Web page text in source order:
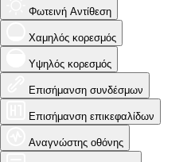
Φωτεινή Αντίθεση
Χαμηλός κορεσμός
Υψηλός κορεσμός
Επισήμανση συνδέσμων
Επισήμανση επικεφαλίδων
Αναγνώστης οθόνης